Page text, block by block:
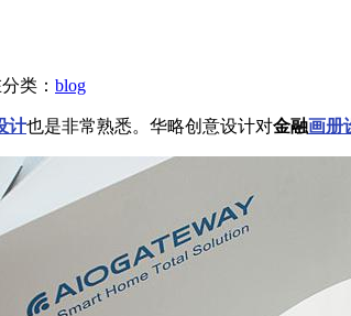
类： blog
计也是非常熟悉。华略创意设计对金融画册